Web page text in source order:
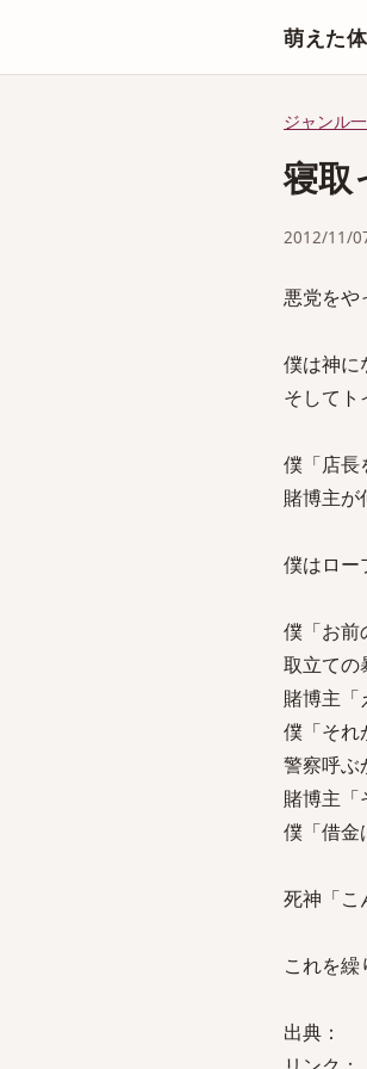
萌えた
ジャンル
寝取
2012/11/
悪党を
僕は神に
そしてト
僕「店長
賭博主が
僕はロー
僕「お
取立ての
賭博主「
僕「そ
警察呼ぶ
賭博主「
僕「借金
死神「こ
これを繰
出典：